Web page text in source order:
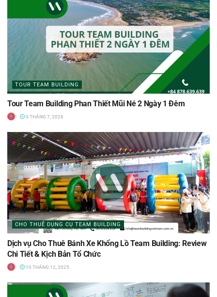
TOUR TEAM BUILDING
Tour Team Building Phan Thiết Mũi Né 2 Ngày 1 Đêm
3 THÁNG 7, 2026
CHO THUÊ DỤNG CỤ TEAM BUILDING
Dịch vụ Cho Thuê Bánh Xe Khổng Lồ Team Building: Review
Chi Tiết & Kịch Bản Tổ Chức
10 THÁNG 12, 2025